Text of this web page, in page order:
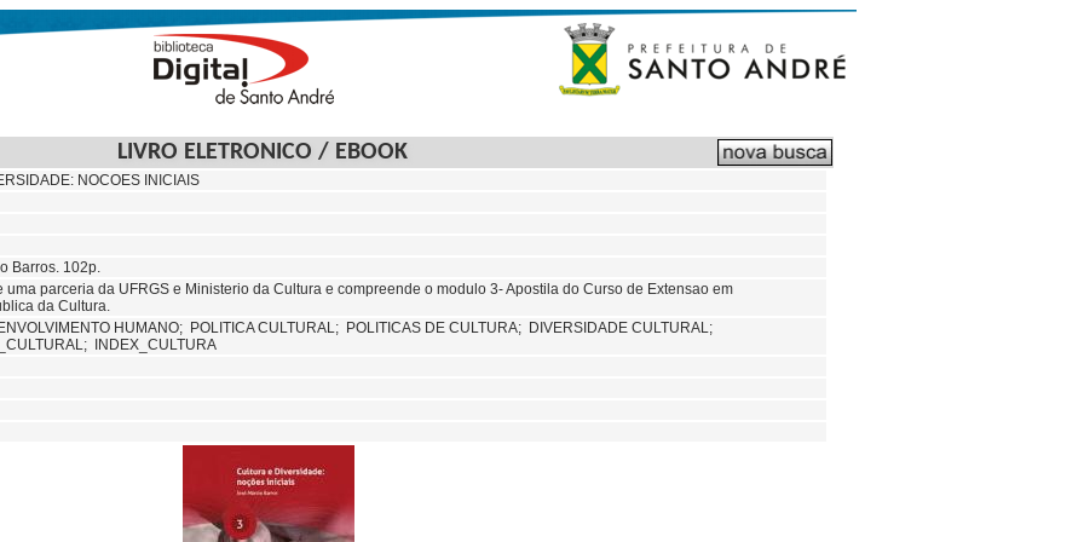
LIVRO ELETRONICO / EBOOK
NOCOES INICIAIS
Barros. 102p.
uma parceria da UFRGS e Ministerio da Cultura e compreende o modulo 3- Apostila do Curso de Extensao em
da Cultura.
HUMANO; POLITICA CULTURAL; POLITICAS DE CULTURA; DIVERSIDADE CULTURAL;
INDEX_CULTURA